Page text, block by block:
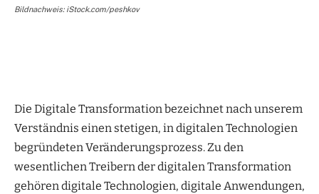
Bildnachweis: iStock.com/peshkov
Die Digitale Transformation bezeichnet nach unserem
Verständnis einen stetigen, in digitalen Technologien
begründeten Veränderungsprozess. Zu den
wesentlichen Treibern der digitalen Transformation
gehören digitale Technologien, digitale Anwendungen,